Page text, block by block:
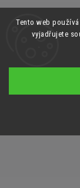
Tento web
vyjadřujete